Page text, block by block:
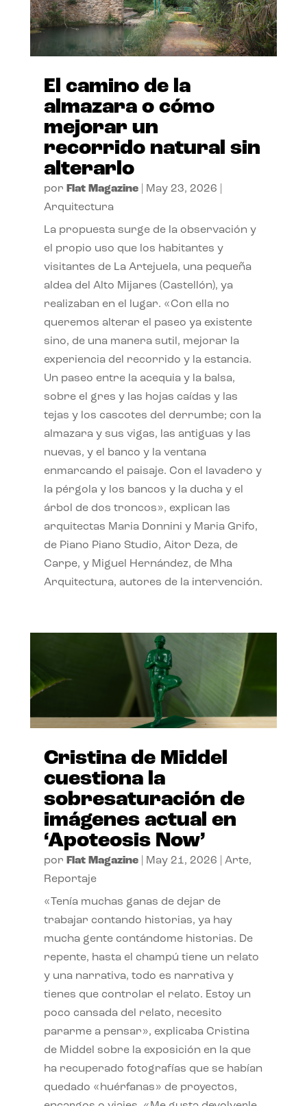
El camino de la
almazara o cómo
mejorar un
recorrido natural sin
alterarlo
por Flat Magazine| May 23, 2026
Arquitectura
La propuesta surge de la observación y
el propio uso que los habitantes y
visitantes de La Artejuela, una pequeña
aldea del Alto Mijares (Castellón), ya
realizaban en el lugar. «Con ella no
queremos alterar el paseo ya existente
sino, de una manera sutil, mejorar la
experiencia del recorrido y la estancia.
Un paseo entre la acequia y la balsa,
sobre el gres y las hojas caídas y las
tejas y los cascotes del derrumbe; con la
almazara y sus vigas, las antiguas y las
nuevas, y el banco y la ventana
enmarcando el paisaje. Con el lavadero y
la pérgola y los bancos y la ducha y el
árbol de dos troncos», explican las
arquitectas Maria Donnini y Maria Grifo,
de Piano Piano Studio, Aitor Deza, de
Carpe, y Miguel Hernández, de Mha
Arquitectura, autores de la intervención.
Cristina de Middel
cuestiona la
sobresaturación de
imágenes actual en
‘Apoteosis Now’
por Flat Magazine| May 21, 2026 Arte,
Reportaje
«Tenía muchas ganas de dejar de
trabajar contando historias, ya hay
mucha gente contándome historias. De
repente, hasta el champú tiene un relato
y una narrativa, todo es narrativa y
tienes que controlar el relato. Estoy un
poco cansada del relato, necesito
pararme a pensar», explicaba Cristina
de Middel sobre la exposición en la que
ha recuperado fotografías que se habían
quedado «huérfanas» de proyectos,